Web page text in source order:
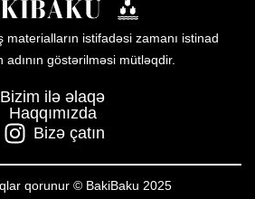
istifadəsi zamanı istinad
adının göstərilməsi mütləqdir.
Bizim ilə əlaqə
Haqqımızda
Bizə çatın
qorunur © BakiBaku 2025